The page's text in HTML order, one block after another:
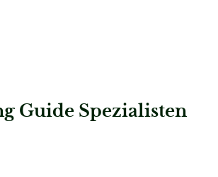
Guide Spezialisten